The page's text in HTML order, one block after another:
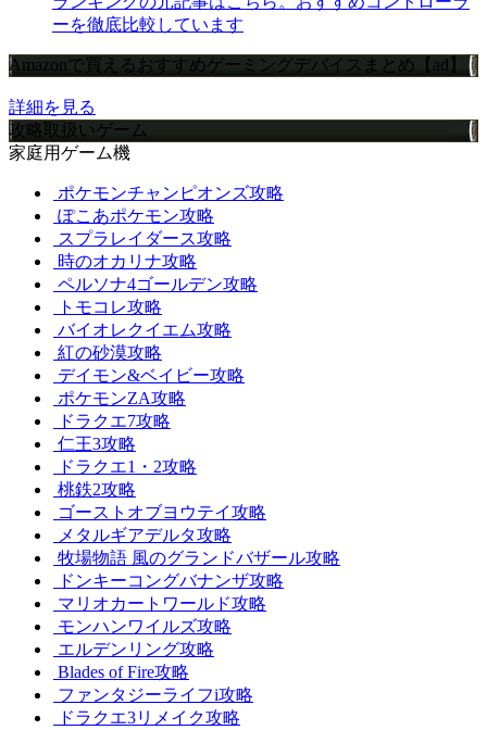
ーを徹底比較しています
Amazonで買えるおすすめゲーミングデバイスまとめ【ad】
詳細を見る
攻略取扱いゲーム
家庭用ゲーム機
ポケモンチャンピオンズ攻略
ぽこあポケモン攻略
スプラレイダース攻略
時のオカリナ攻略
ペルソナ4ゴールデン攻略
トモコレ攻略
バイオレクイエム攻略
紅の砂漠攻略
デイモン&ベイビー攻略
ポケモンZA攻略
ドラクエ7攻略
仁王3攻略
ドラクエ1・2攻略
桃鉄2攻略
ゴーストオブヨウテイ攻略
メタルギアデルタ攻略
牧場物語 風のグランドバザール攻略
ドンキーコングバナンザ攻略
マリオカートワールド攻略
モンハンワイルズ攻略
エルデンリング攻略
Blades of Fire攻略
ファンタジーライフi攻略
ドラクエ3リメイク攻略